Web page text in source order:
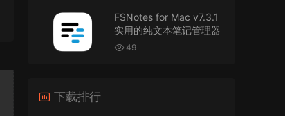
Tahoe 26官方原版系统Windows110环境下
VMware Workstation 17 Pro虚拟机黑苹果双系统
安装unlocker解锁补丁
怎么安装？
FSNotes for Mac v7.3.1
实用的纯文本笔记管理器
49
下载排行